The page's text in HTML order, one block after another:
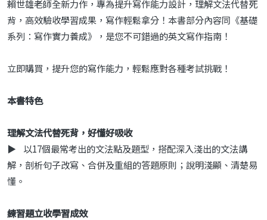
賴世雄老師全新力作，專為提升寫作能力設計，理解文法代替死
背，高效驗收學習成果，寫作輕鬆拿分！本書部分內容同《基礎
系列：寫作實力養成》，是您不可錯過的英文寫作指南！
立即購買，提升您的寫作能力，輕鬆應對各種考試挑戰！
本書特色
理解文法代替死背，好懂好吸收
▶ 以17個最常考出的文法點及題型，搭配深入淺出的文法講
解，剖析句子改寫、合併及重組的答題原則；說明淺顯、清楚易
懂。
練習題立收學習成效